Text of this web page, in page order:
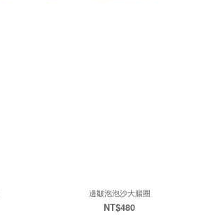
邊皺泡泡沙大腸圈
NT$480